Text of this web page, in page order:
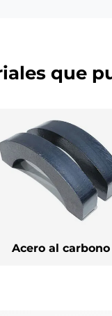
que
Acero al carbono